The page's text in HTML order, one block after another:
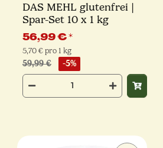
DAS MEHL glutenfrei |
Spar-Set 10 x 1 kg
56,99 €*
5,70 € pro 1 kg
59,99 € -5%